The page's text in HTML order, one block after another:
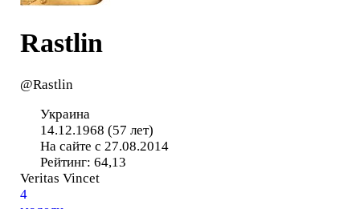
Rastlin
@Rastlin
Украина
14.12.1968 (57 лет)
На сайте с 27.08.2014
Рейтинг: 64,13
Veritas Vincet
4